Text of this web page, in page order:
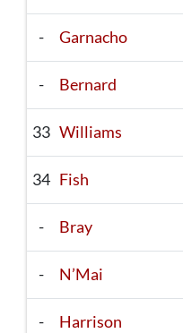
- Garnacho
- Bernard
33 Williams
34 Fish
- Bray
- N’Mai
- Harrison